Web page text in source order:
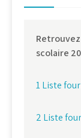
scolaire
1 Liste
2 Liste